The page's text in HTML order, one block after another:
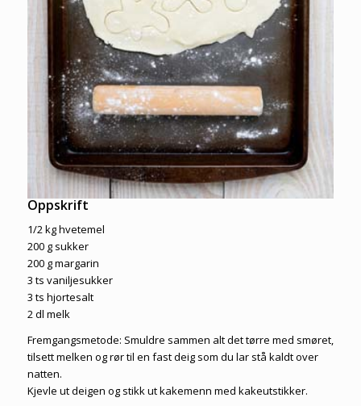
Oppskrift
1/2 kg hvetemel
200 g sukker
200 g margarin
3 ts vaniljesukker
3 ts hjortesalt
2 dl melk
Fremgangsmetode: Smuldre sammen alt det tørre med smøret,
tilsett melken og rør til en fast deig som du lar stå kaldt over
natten.
Kjevle ut deigen og stikk ut kakemenn med kakeutstikker.